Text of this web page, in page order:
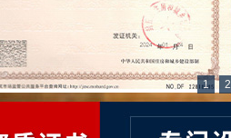
1 2